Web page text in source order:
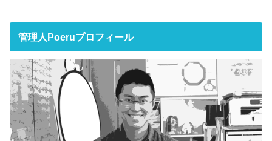
管理人Poeruプロフィール